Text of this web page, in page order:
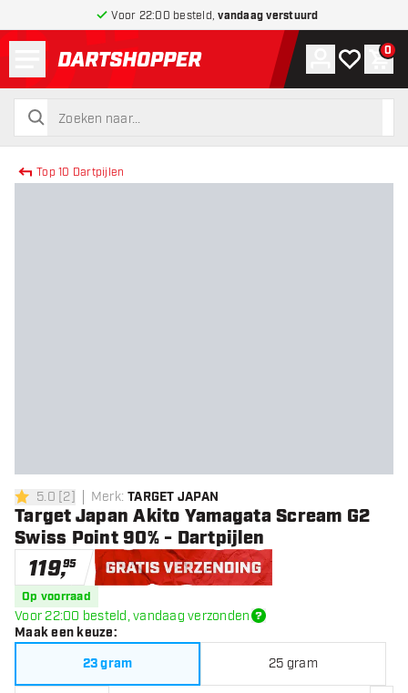
Voor 22:00 besteld,vandaag verstuurd
terug naar home pagina
zoeken
zoeken
Account
Mijn 0
Top 10 Dartpijlen
5 score sterren
5.0 [2] Merk: TARGET JAPAN
Target Japan Akito Yamagata Scream G2
Swiss Point 90% - Dartpijlen
119,95
Op voorraad
Voor 22:00 besteld, vandaag verzonden
Maak een keuze:
23 gram
25 gram